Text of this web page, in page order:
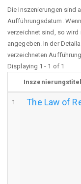
Die Inszenierungen sind
Aufführungsdatum.
verzeichnet sind, so
angegeben. In der
verzeichneten
Displaying 1 - 1 of 1
Inszenierungstitel
1 The Law of